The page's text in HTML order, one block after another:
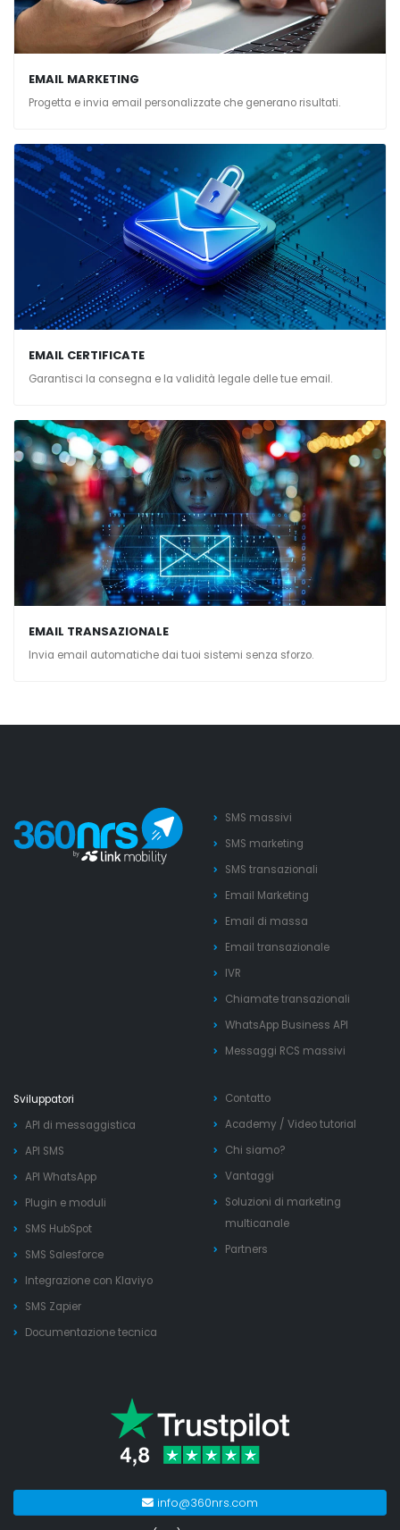
EMAIL MARKETING
Progetta e invia email personalizzate che generano risultati.
EMAIL CERTIFICATE
Garantisci la consegna e la validità legale delle tue email.
EMAIL TRANSAZIONALE
Invia email automatiche dai tuoi sistemi senza sforzo.
SMS massivi
SMS marketing
SMS transazionali
Email Marketing
Email di massa
Email transazionale
IVR
Chiamate transazionali
WhatsApp Business API
Messaggi RCS massivi
Sviluppatori
API di messaggistica
API SMS
API WhatsApp
Plugin e moduli
SMS HubSpot
SMS Salesforce
Integrazione con Klaviyo
SMS Zapier
Documentazione tecnica
Contatto
Academy / Video tutorial
Chi siamo?
Vantaggi
Soluzioni di marketing
multicanale
Partners
info@360nrs.com